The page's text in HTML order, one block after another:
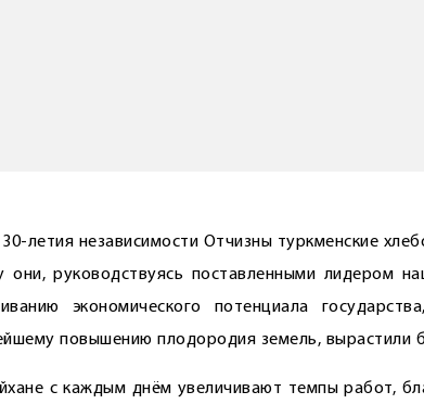
летия независи­мости Отчизны туркменские
они, руководствуясь поставленными лидером
экономического потенциала
повышению плодородия земель, вырастили
с каждым днём увеличивают темпы работ,